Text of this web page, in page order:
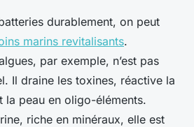
durablement, on peut
marins revitalisants.
par exemple, n’est pas
Il draine les toxines, réactive la
la peau en oligo-éléments.
riche en minéraux, elle est